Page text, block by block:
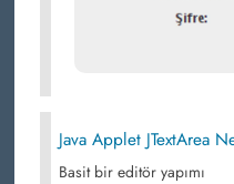
Java Applet JTextArea
Basit bir editör yapımı